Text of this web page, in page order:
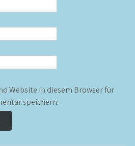
Website in diesem Browser für
speichern.